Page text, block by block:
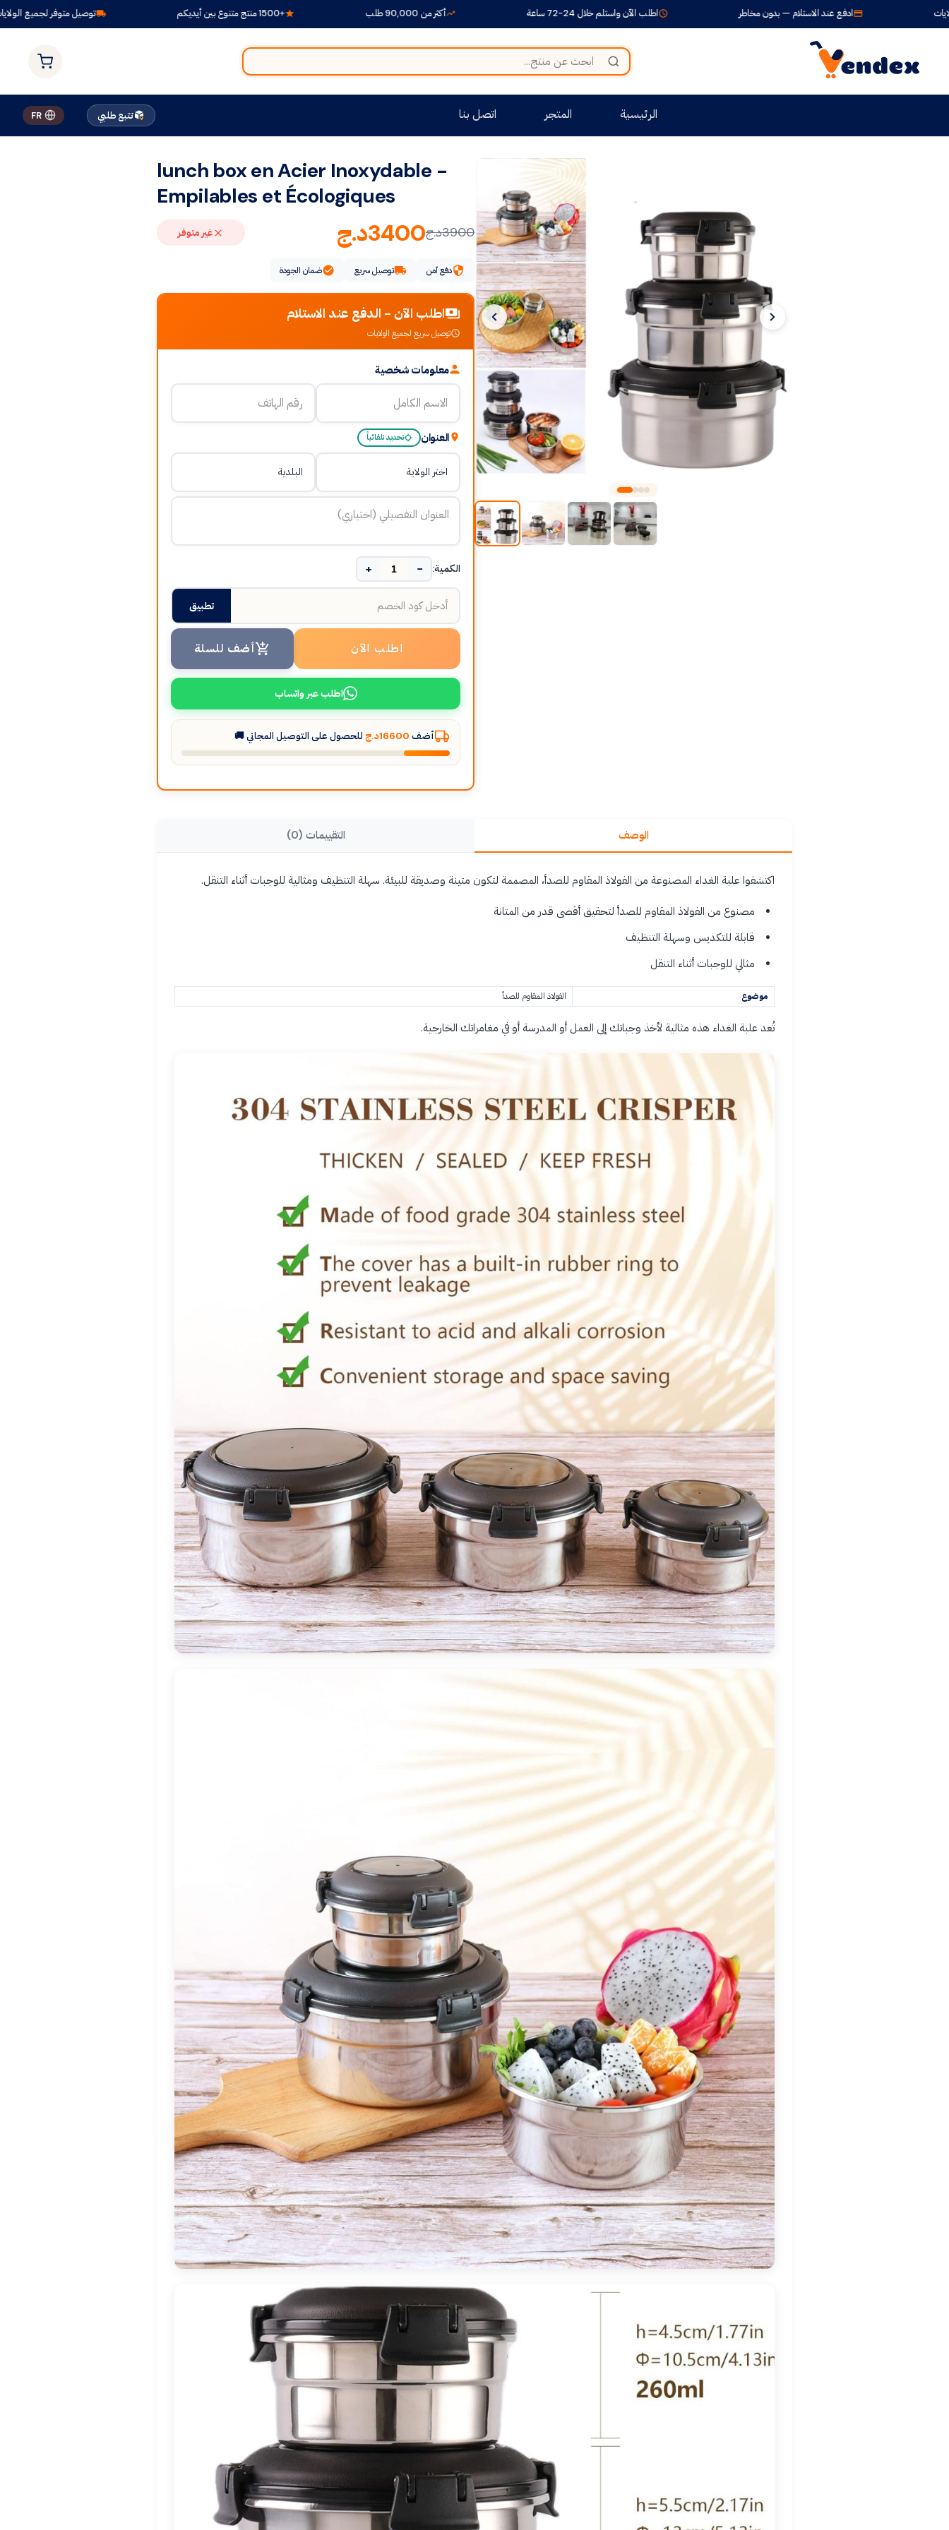
توصيل متوفر لجميع الولايات اطلب الآن واستلم خلال 24-72 ساعة ادفع عند الاستلام — بدون مخاطر
الرئيسية المتجر اتصل بنا تتبع طلبي FR
lunch box en Acier Inoxydable -
Empilables et Écologiques
3900د.ج3400د.ج غير متوفر
دفع آمن توصيل سريع ضمان الجودة
اطلب الآن - الدفع عند الاستلام
توصيل سريع لجميع الولايات
معلومات شخصية
العنوان تحديد تلقائياً
الكمية: −
+
تطبيق
اطلب الآن أضف للسلة
اطلب عبر واتساب
أضف 16600د.ج للحصول على التوصيل المجاني 🚚
الوصف التقييمات (0)
اكتشفوا علبة الغداء المصنوعة من الفولاذ المقاوم للصدأ، المصممة لتكون متينة وصديقة للبيئة. سهلة التنظيف ومثالية للوجبات أثناء التنقل.
مصنوع من الفولاذ المقاوم للصدأ لتحقيق أقصى قدر من المتانة
قابلة للتكديس وسهلة التنظيف
مثالي للوجبات أثناء التنقل
موضوع الفولاذ المقاوم للصدأ
تُعد علبة الغداء هذه مثالية لأخذ وجباتك إلى العمل أو المدرسة أو في مغامراتك الخارجية.